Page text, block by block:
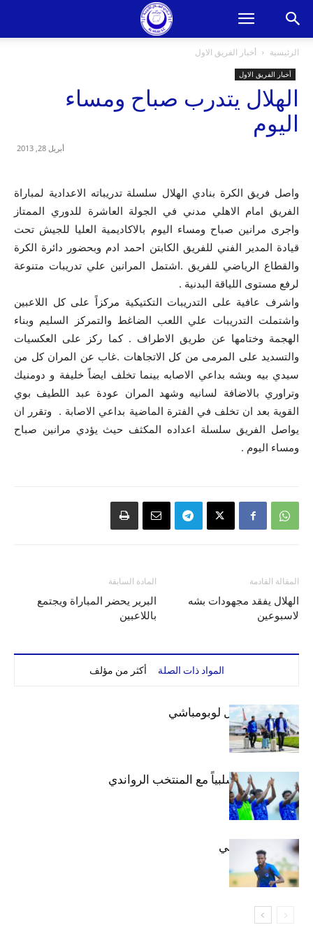
الرئيسية أخبار الفريق الاول
أخبار الفريق الاول
الهلال يتدرب صباح ومساء
اليوم
أبريل 28, 2013
واصل فريق الكرة بنادي الهلال سلسلة تدريباته الاعدادية لمباراة
الفريق امام الاهلي مدني في الجولة العاشرة للدوري الممتاز
واجرى مرانين صباح ومساء اليوم بالاكاديمية العليا للجيش تحت
قيادة المدير الفني للفريق الكابتن احمد ادم وبحضور دائرة الكرة
والقطاع الرياضي للفريق .اشتمل المرانين علي تدريبات متنوعة
لرفع مستوى اللياقة البدنية .
واشرف عافية على التدريبات التكتيكية مركزاً على كل اللاعبين
واشتملت التدريبات علي اللعب الضاغط والتمركز السليم وبناء
الهجمة وختامها عن طريق الاطراف . كما ركز على العكسيات
والتسديد على المرمى من كل الاتجاهات .غاب عن المران كل من
سيدي بيه وبشه بداعي الاصابه بينما تخلف ايضاً خليفة و دومنيك
وتراوري بالاضافة لسانيه وشهد المران عودة عبد اللطيف بوي
القوية بعد ان تخلف في الفترة الماضية بداعي الاصابة . وتقرر ان
يواصل الفريق سلسلة اعداده المكثف حيث يؤدي مرانين صباح
ومساء اليوم .
المادة السابقة
البرير يحضر المباراة ويجتمع
باللاعبين
المقالة القادمة
الهلال يفقد مجهودات بشه
لاسبوعين
المواد ذات الصلة أكثر من مؤلف
بعثة الهلال تصل لوبومباشي
الهلال يتعادل سلبياً مع المنتخب الرواندي
إعدادياً
كنن يصل كيجالي